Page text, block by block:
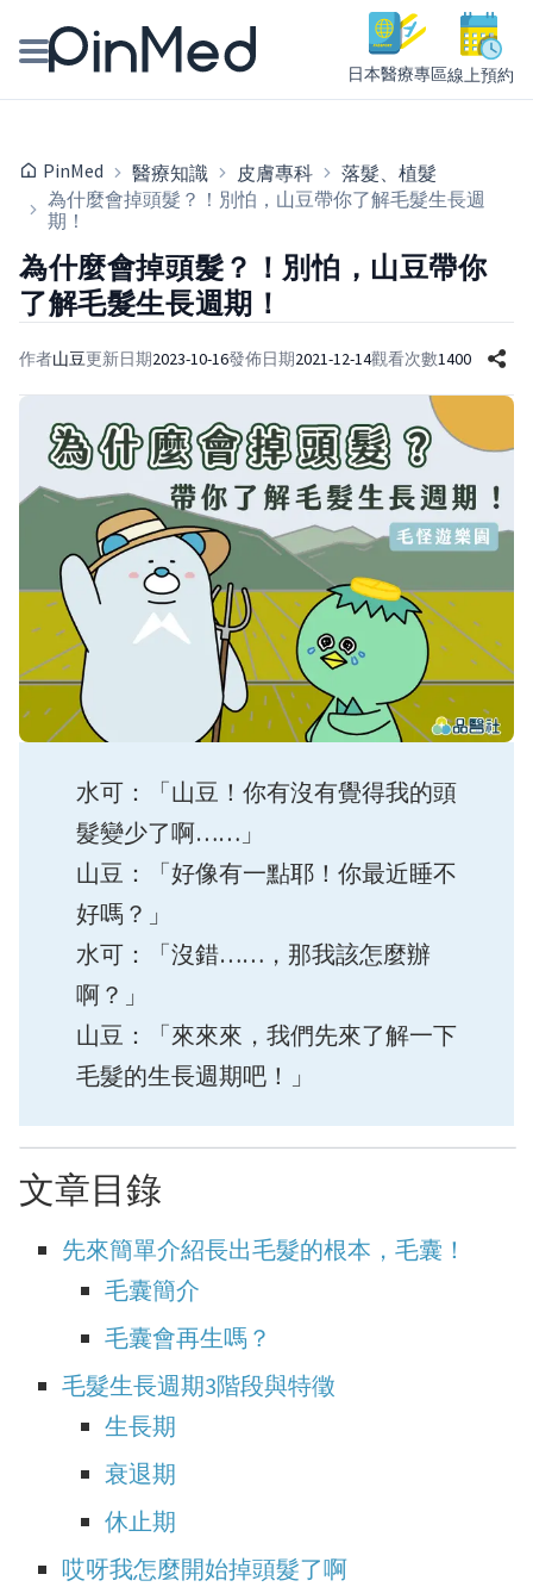
日本醫療專區線上預約
醫師專欄專訪
健康主題館
我是醫療人員
PinMed 醫療知識 皮膚專科
落髮、植髮
為什麼會掉頭髮？！別怕，山豆帶你了解毛髮生長週
期！
為什麼會掉頭髮？！別怕，山豆帶你
了解毛髮生長週期！
作者山豆更新日期2023-10-16發佈日期2021-12-14觀看次數1400
水可：「山豆！你有沒有覺得我的頭
髮變少了啊……」
山豆：「好像有一點耶！你最近睡不
好嗎？」
水可：「沒錯……，那我該怎麼辦
啊？」
山豆：「來來來，我們先來了解一下
毛髮的生長週期吧！」
文章目錄
先來簡單介紹長出毛髮的根本，毛囊！
毛囊簡介
毛囊會再生嗎？
毛髮生長週期3階段與特徵
生長期
衰退期
休止期
哎呀我怎麼開始掉頭髮了啊